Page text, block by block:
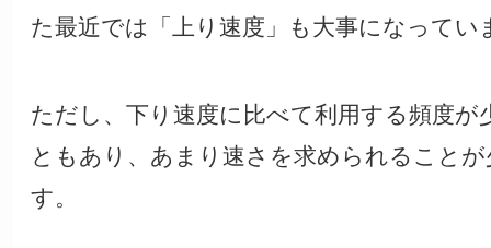
た最近では「上り速度」も大事になってい
ただし、下り速度に比べて利用する頻度が
ともあり、あまり速さを求められること
す。